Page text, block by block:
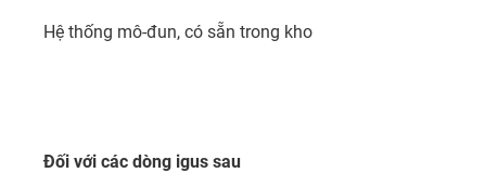
Hệ thống mô-đun, có sẵn trong kho
Đối với các dòng igus sau